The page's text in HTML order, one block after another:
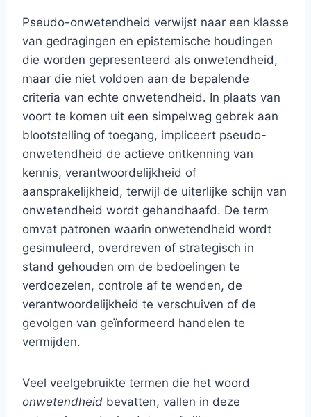
Pseudo-onwetendheid verwijst naar een klasse
van gedragingen en epistemische houdingen
die worden gepresenteerd als onwetendheid,
maar die niet voldoen aan de bepalende
criteria van echte onwetendheid. In plaats van
voort te komen uit een simpelweg gebrek aan
blootstelling of toegang, impliceert pseudo-
onwetendheid de actieve ontkenning van
kennis, verantwoordelijkheid of
aansprakelijkheid, terwijl de uiterlijke schijn van
onwetendheid wordt gehandhaafd. De term
omvat patronen waarin onwetendheid wordt
gesimuleerd, overdreven of strategisch in
stand gehouden om de bedoelingen te
verdoezelen, controle af te wenden, de
verantwoordelijkheid te verschuiven of de
gevolgen van geïnformeerd handelen te
vermijden.
Veel veelgebruikte termen die het woord
onwetendheid bevatten, vallen in deze